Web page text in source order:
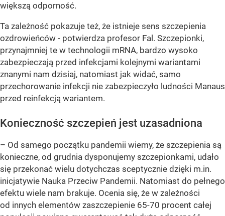
większą odporność.
Ta zależność pokazuje też, że istnieje sens szczepienia
ozdrowieńców - potwierdza profesor Fal. Szczepionki,
przynajmniej te w technologii mRNA, bardzo wysoko
zabezpieczają przed infekcjami kolejnymi wariantami
znanymi nam dzisiaj, natomiast jak widać, samo
przechorowanie infekcji nie zabezpieczyło ludności Manaus
przed reinfekcją wariantem.
Konieczność szczepień jest uzasadniona
– Od samego początku pandemii wiemy, że szczepienia są
konieczne, od grudnia dysponujemy szczepionkami, udało
się przekonać wielu dotychczas sceptycznie dzięki m.in.
inicjatywie Nauka Przeciw Pandemii. Natomiast do pełnego
efektu wiele nam brakuje. Ocenia się, że w zależności
od innych elementów zaszczepienie 65-70 procent całej